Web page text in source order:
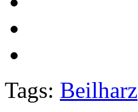
Tags: Beilharz